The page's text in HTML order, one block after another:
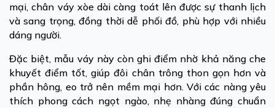
mại, chân váy xòe dài càng toát lên được sự thanh lịch
và sang trọng, đồng thời dễ phối đồ, phù hợp với nhiều
dáng người.
Đặc biệt, mẫu váy này còn ghi điểm nhờ khả năng che
khuyết điểm tốt, giúp đôi chân trông thon gọn hơn và
phần hông, eo trở nên mềm mại hơn. Với các nàng yêu
thích phong cách ngọt ngào, nhẹ nhàng đúng chuẩn